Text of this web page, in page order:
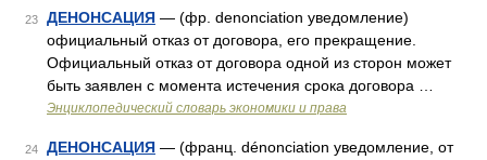
23 ДЕНОНСАЦИЯ — (фр. denonciation уведомление)
официальный отказ от договора, его прекращение.
Официальный отказ от договора одной из сторон может
быть заявлен с момента истечения срока договора …
Энциклопедический словарь экономики и права
24 ДЕНОНСАЦИЯ — (франц. dénonciation уведомление, от